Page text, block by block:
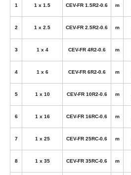
1 1 x 1.5 CEV-FR 1.5R2-0.6 m
2 1 x 2.5 CEV-FR 2.5R2-0.6 m
3 1 x 4 CEV-FR 4R2-0.6 m
4 1 x 6 CEV-FR 6R2-0.6 m
5 1 x 10 CEV-FR 10R2-0.6 m
6 1 x 16 CEV-FR 16RC-0.6 m
7 1 x 25 CEV-FR 25RC-0.6 m
8 1 x 35 CEV-FR 35RC-0.6 m